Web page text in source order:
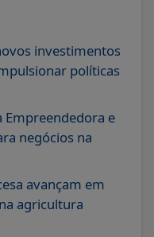
investimentos
políticas
e
negócios na
avançam em
agricultura